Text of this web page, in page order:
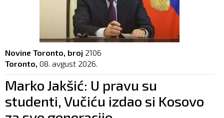
Novine Toronto, broj 2106
Toronto, 08. avgust 2026.
Marko Jakšić: U pravu su
studenti, Vučiću izdao si Kosovo